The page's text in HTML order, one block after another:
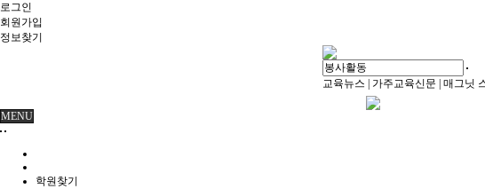
로그인
회원 가입
정보찾기
교육뉴스 가주교육신문 매그닛
MENU
학원찾기